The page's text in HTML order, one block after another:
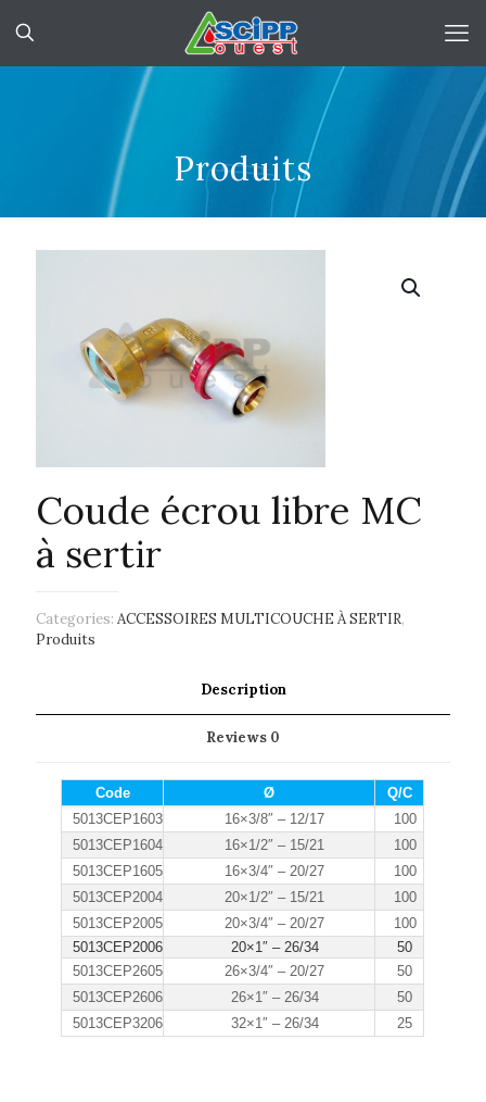
Produits
Coude écrou libre MC
à sertir
Categories: ACCESSOIRES MULTICOUCHE À SERTIR,
Produits
Description
Reviews 0
Code Ø
Q/C
5013CEP1603
16×3/8″ – 12/17
100
5013CEP1604
16×1/2″ – 15/21
100
5013CEP1605
16×3/4″ – 20/27
100
5013CEP2004
20×1/2″ – 15/21
100
5013CEP2005
20×3/4″ – 20/27
100
5013CEP2006
20×1″ – 26/34
50
5013CEP2605
26×3/4″ – 20/27
50
5013CEP2606
26×1″ – 26/34
50
5013CEP3206
32×1″ – 26/34 25